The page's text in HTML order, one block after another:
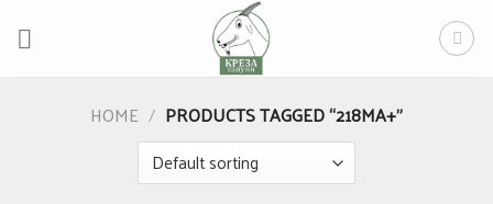
HOME / PRODUCTS TAGGED “218MA+”